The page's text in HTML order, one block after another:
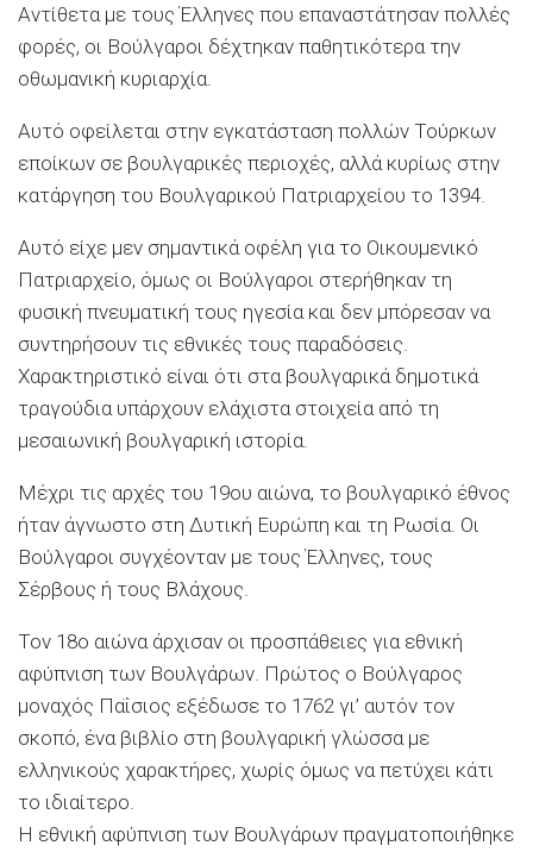
Αντίθετα με τους Έλληνες που επαναστάτησαν πολλές
φορές, οι Βούλγαροι δέχτηκαν παθητικότερα την
οθωμανική κυριαρχία.
Αυτό οφείλεται στην εγκατάσταση πολλών Τούρκων
εποίκων σε βουλγαρικές περιοχές, αλλά κυρίως στην
κατάργηση του Βουλγαρικού Πατριαρχείου το 1394.
Αυτό είχε μεν σημαντικά οφέλη για το Οικουμενικό
Πατριαρχείο, όμως οι Βούλγαροι στερήθηκαν τη
φυσική πνευματική τους ηγεσία και δεν μπόρεσαν να
συντηρήσουν τις εθνικές τους παραδόσεις.
Χαρακτηριστικό είναι ότι στα βουλγαρικά δημοτικά
τραγούδια υπάρχουν ελάχιστα στοιχεία από τη
μεσαιωνική βουλγαρική ιστορία.
Μέχρι τις αρχές του 19ου αιώνα, το βουλγαρικό έθνος
ήταν άγνωστο στη Δυτική Ευρώπη και τη Ρωσία. Οι
Βούλγαροι συγχέονταν με τους Έλληνες, τους
Σέρβους ή τους Βλάχους.
Τον 18ο αιώνα άρχισαν οι προσπάθειες για εθνική
αφύπνιση των Βουλγάρων. Πρώτος ο Βούλγαρος
μοναχός Παΐσιος εξέδωσε το 1762 γι’ αυτόν τον
σκοπό, ένα βιβλίο στη βουλγαρική γλώσσα με
ελληνικούς χαρακτήρες, χωρίς όμως να πετύχει κάτι
το ιδιαίτερο.
Η εθνική αφύπνιση των Βουλγάρων πραγματοποιήθηκε